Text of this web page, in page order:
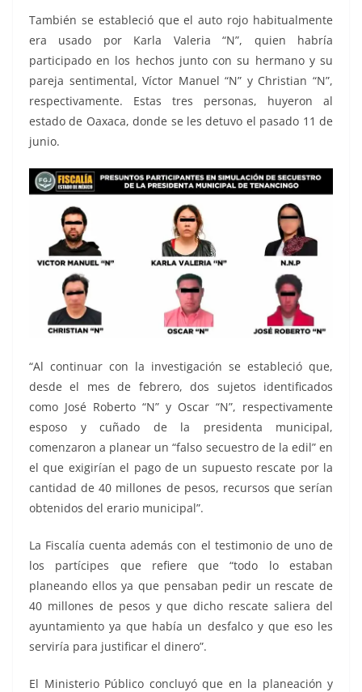
También se estableció que el auto rojo habitualmente
era usado por Karla Valeria “N”, quien habría
participado en los hechos junto con su hermano y su
pareja sentimental, Víctor Manuel “N” y Christian “N”,
respectivamente. Estas tres personas, huyeron al
estado de Oaxaca, donde se les detuvo el pasado 11 de
junio.
“Al continuar con la investigación se estableció que,
desde el mes de febrero, dos sujetos identificados
como José Roberto “N” y Oscar “N”, respectivamente
esposo y cuñado de la presidenta municipal,
comenzaron a planear un “falso secuestro de la edil” en
el que exigirían el pago de un supuesto rescate por la
cantidad de 40 millones de pesos, recursos que serían
obtenidos del erario municipal”.
La Fiscalía cuenta además con el testimonio de uno de
los partícipes que refiere que “todo lo estaban
planeando ellos ya que pensaban pedir un rescate de
40 millones de pesos y que dicho rescate saliera del
ayuntamiento ya que había un desfalco y que eso les
serviría para justificar el dinero”.
El Ministerio Público concluyó que en la planeación y